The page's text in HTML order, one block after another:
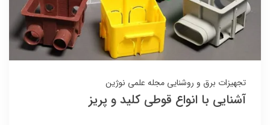
تجهیزات برق و روشنایی مجله علمی نوژین
آشنایی با انواع قوطی کلید و پریز